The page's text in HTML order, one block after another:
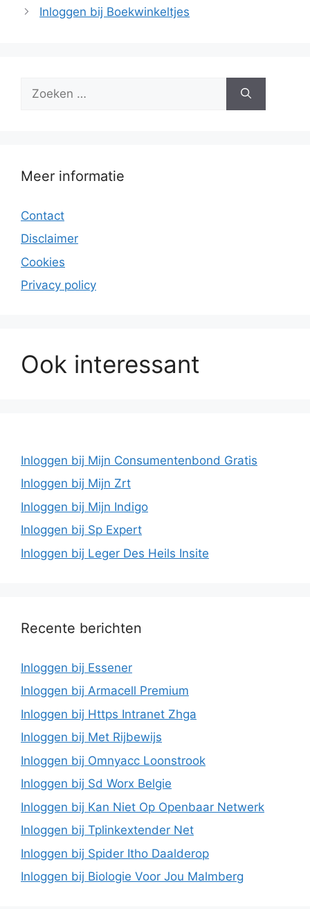
Inloggen bij Boekwinkeltjes
naar:
Meer informatie
Contact
Disclaimer
Cookies
Privacy policy
Ook interessant
Inloggen bij Mijn Consumentenbond Gratis
Inloggen bij Mijn Zrt
Inloggen bij Mijn Indigo
Inloggen bij Sp Expert
Inloggen bij Leger Des Heils Insite
Recente berichten
Inloggen bij Essener
Inloggen bij Armacell Premium
Inloggen bij Https Intranet Zhga
Inloggen bij Met Rijbewijs
Inloggen bij Omnyacc Loonstrook
Inloggen bij Sd Worx Belgie
Inloggen bij Kan Niet Op Openbaar Netwerk
Inloggen bij Tplinkextender Net
Inloggen bij Spider Itho Daalderop
Inloggen bij Biologie Voor Jou Malmberg